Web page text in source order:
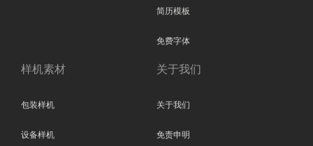
简历模板
免费字体
样机素材
包装样机
设备样机
关于我们
关于我们
免责申明